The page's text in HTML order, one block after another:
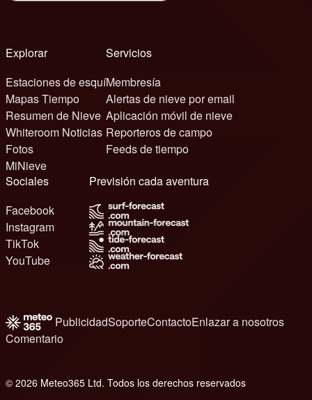
Explorar
Estaciones de esquí
Mapas Tiempo
Resumen de Nieve
Whiteroom Noticias
Fotos
MiNieve
Servicios
Membresía
Alertas de nieve por email
Aplicación móvil de nieve
Reporteros de campo
Feeds de tiempo
Sociales
Facebook
Instagram
TikTok
YouTube
Previsión cada aventura
PublicidadSoporteContactoEnlazar a nosotros
Comentario
© 2026 Meteo365 Ltd. Todos los derechos reservados